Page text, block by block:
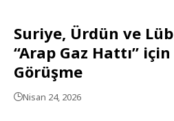
Suriye, Ürdün ve
“Arap Gaz Hattı”
Görüşme
Nisan 24, 2026